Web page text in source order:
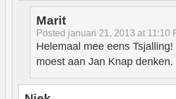
Marit
Posted januari 21, 2013 at 11:10
Helemaal mee eens
moest aan Jan Knap denken.